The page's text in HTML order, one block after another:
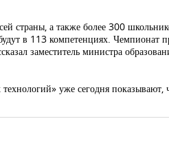
страны, а также более 300
в 113 компетенциях. Чемпионат
заместитель министра
уже сегодня